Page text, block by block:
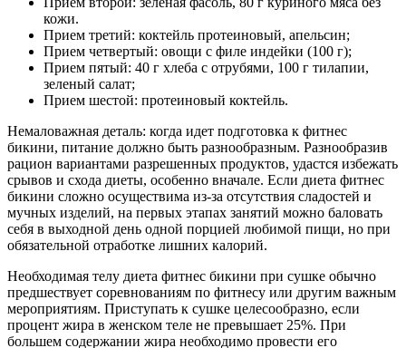
кожи.
Прием третий: коктейль протеиновый, апельсин;
Прием четвертый: овощи с филе индейки (100 г);
Прием пятый: 40 г хлеба с отрубями, 100 г тилапии,
зеленый салат;
Прием шестой: протеиновый коктейль.
Немаловажная деталь: когда идет подготовка к фитнес
бикини, питание должно быть разнообразным. Разнообразив
рацион вариантами разрешенных продуктов, удастся избежать
срывов и схода диеты, особенно вначале. Если диета фитнес
бикини сложно осуществима из-за отсутствия сладостей и
мучных изделий, на первых этапах занятий можно баловать
себя в выходной день одной порцией любимой пищи, но при
обязательной отработке лишних калорий.
Необходимая телу диета фитнес бикини при сушке обычно
предшествует соревнованиям по фитнесу или другим важным
мероприятиям. Приступать к сушке целесообразно, если
процент жира в женском теле не превышает 25%. При
большем содержании жира необходимо провести его